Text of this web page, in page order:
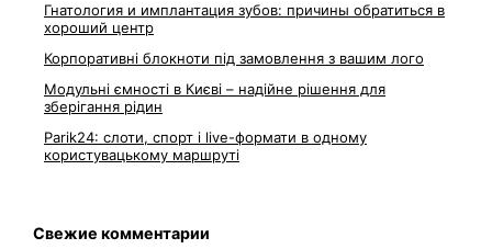
Гнатология и имплантация зубов: причины обратиться в
хороший центр
Корпоративні блокноти під замовлення з вашим лого
Модульні ємності в Києві – надійне рішення для
зберігання рідин
Parik24: слоти, спорт і live-формати в одному
користувацькому маршруті
Свежие комментарии